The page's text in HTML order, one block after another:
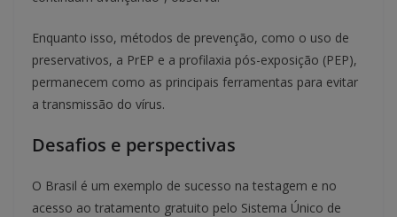
Enquanto isso, métodos de prevenção, como o uso de
preservativos, a PrEP e a profilaxia pós-exposição (PEP),
permanecem como as principais ferramentas para evitar
a transmissão do vírus.
Desafios e perspectivas
O Brasil é um exemplo de sucesso na testagem e no
acesso ao tratamento gratuito pelo Sistema Único de